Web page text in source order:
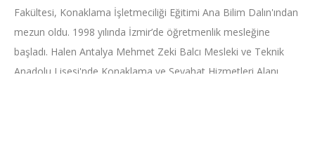
Fakültesi, Konaklama İşletmeciliği Eğitimi Ana Bilim Dalın'ından
mezun oldu. 1998 yılında İzmir’de öğretmenlik mesleğine
başladı. Halen Antalya Mehmet Zeki Balcı Mesleki ve Teknik
Anadolu Lisesi'nde Konaklama ve Seyahat Hizmetleri Alanı